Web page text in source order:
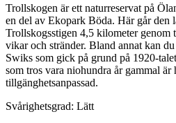
Trollskogen är ett naturreservat på
en del av Ekopark Böda. Här går den
Trollskogsstigen 4,5 kilometer genom
vikar och stränder. Bland annat kan
Swiks som gick på grund på 1920-
som tros vara niohundra år gammal
tillgänghetsanpassad.
Svårighetsgrad: Lätt